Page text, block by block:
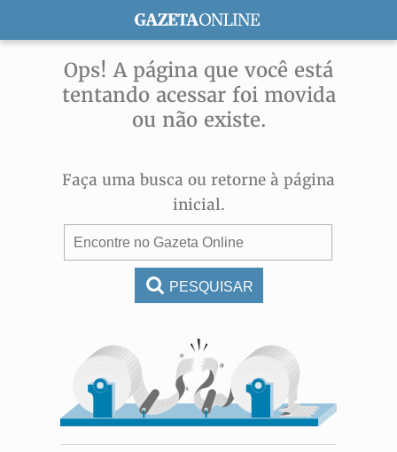
Ops! A página que você está
tentando acessar foi movida
ou não existe.
Faça uma busca ou retorne à página
inicial.
PESQUISAR